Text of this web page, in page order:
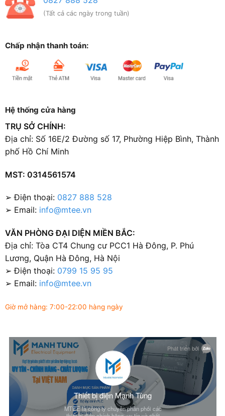
(Tất cả các ngày trong tuần)
Chấp nhận thanh toán:
Hệ thống cửa hàng
TRỤ SỞ CHÍNH:
Địa chỉ: Số 16E/2 Đường số 17, Phường Hiệp Bình, Thành
phố Hồ Chí Minh
MST: 0314561574
➢ Điện thoại: 0827 888 528
➢ Email: info@mtee.vn
VĂN PHÒNG ĐẠI DIỆN MIỀN BẮC:
Địa chỉ: Tòa CT4 Chung cư PCC1 Hà Đông, P. Phú
Lương, Quận Hà Đông, Hà Nội
➢ Điện thoại: 0799 15 95 95
➢ Email: info@mtee.vn
Giờ mở hàng: 7:00-22:00 hàng ngày